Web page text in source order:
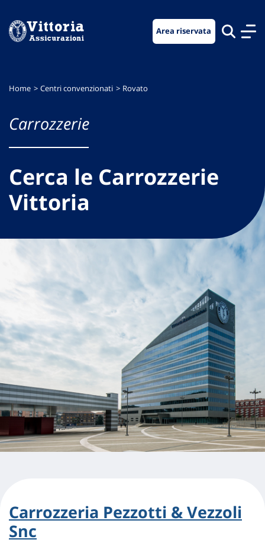
menu
contenuto
footer
Area riservata
Home Centri convenzionati Rovato
Carrozzerie
Cerca le Carrozzerie
Vittoria
Carrozzeria Pezzotti & Vezzoli
Snc